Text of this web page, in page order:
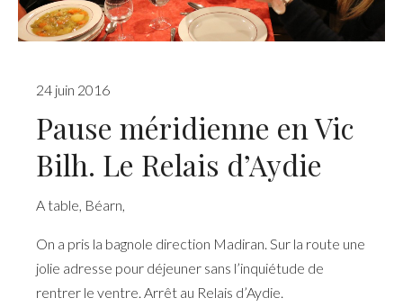
24 juin 2016
Pause méridienne en Vic
Bilh. Le Relais d’Aydie
A table, Béarn,
On a pris la bagnole direction Madiran. Sur la route une
jolie adresse pour déjeuner sans l’inquiétude de
rentrer le ventre. Arrêt au Relais d’Aydie.